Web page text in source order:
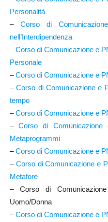
Personalità
–Corso di
nell’Interdipendenza
–Corso di Comunicazione e
Personale
–Corso di Comunicazione e
–Corso di Comunicazione e
tempo
–Corso di Comunicazione e
–Corso di
Metaprogrammi
–Corso di Comunicazione e
– Corso di Comunicazione e
Metafore
– Corso di
Uomo/Donna
–Corso di Comunicazione e